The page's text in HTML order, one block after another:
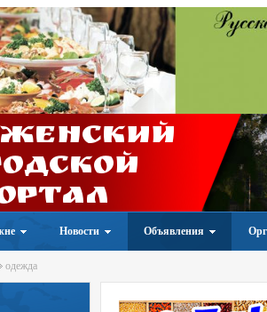
Новости Объявления
одежда